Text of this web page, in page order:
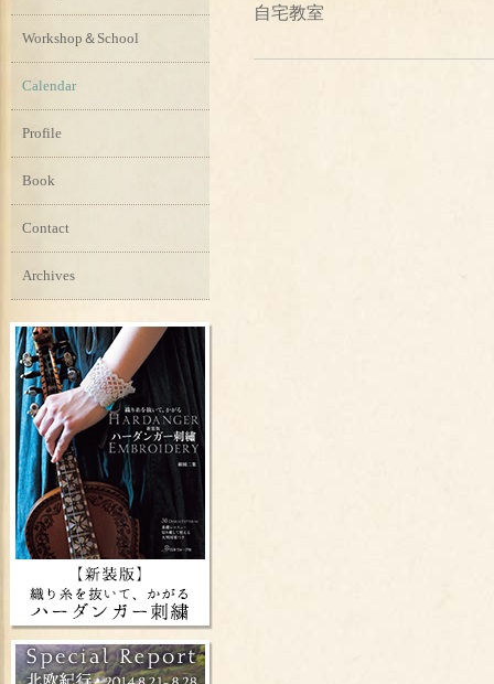
自宅教室
Workshop＆School
Calendar
Profile
Book
Contact
Archives